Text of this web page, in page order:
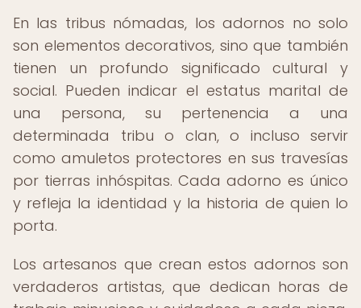
En las tribus nómadas, los adornos no solo
son elementos decorativos, sino que también
tienen un profundo significado cultural y
social. Pueden indicar el estatus marital de
una persona, su pertenencia a una
determinada tribu o clan, o incluso servir
como amuletos protectores en sus travesías
por tierras inhóspitas. Cada adorno es único
y refleja la identidad y la historia de quien lo
porta.
Los artesanos que crean estos adornos son
verdaderos artistas, que dedican horas de